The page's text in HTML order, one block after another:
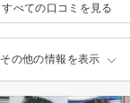
すべての口コミを見る
その他の情報を表示